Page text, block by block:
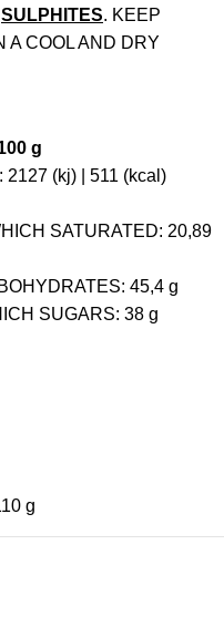
SULPHITES. KEEP
A COOL AND DRY
g
(kj) | 511 (kcal)
SATURATED: 20,89
45,4 g
SUGARS: 38 g
g